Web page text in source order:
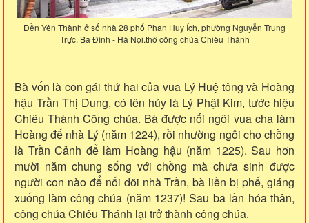
Đền Yên Thành ở số nhà 28 phố Phan Huy Ích, phường Nguyễn Trung
Trực, Ba Đình - Hà Nội.thờ công chúa Chiêu Thánh
Bà vốn là con gái thứ hai của vua Lý Huệ tông và Hoàng
hậu Trần Thị Dung, có tên húy là Lý Phật Kim, tước hiệu
Chiêu Thành Công chúa. Bà được nối ngôi vua cha làm
Hoàng đế nhà Lý (năm 1224), rồi nhường ngôi cho chồng
là Trần Cảnh để làm Hoàng hậu (năm 1225). Sau hơn
mười năm chung sống với chồng mà chưa sinh được
người con nào để nối dõi nhà Trần, bà liền bị phế, giáng
xuống làm công chúa (năm 1237)! Sau ba lần hóa thân,
công chúa Chiêu Thánh lại trở thành công chúa.